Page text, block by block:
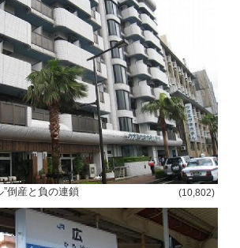
倒産と負の連鎖 (10,802)